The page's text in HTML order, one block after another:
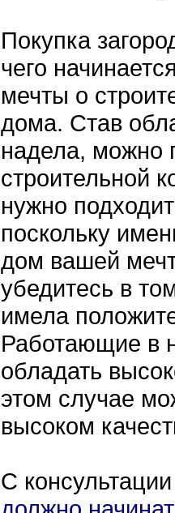
Покупка
чего
мечты о
дома. Став
надела, можно
строительной
нужно
поскольку
дом вашей
убедитесь в
имела
Работающие в
обладать
этом случае
высоком
С